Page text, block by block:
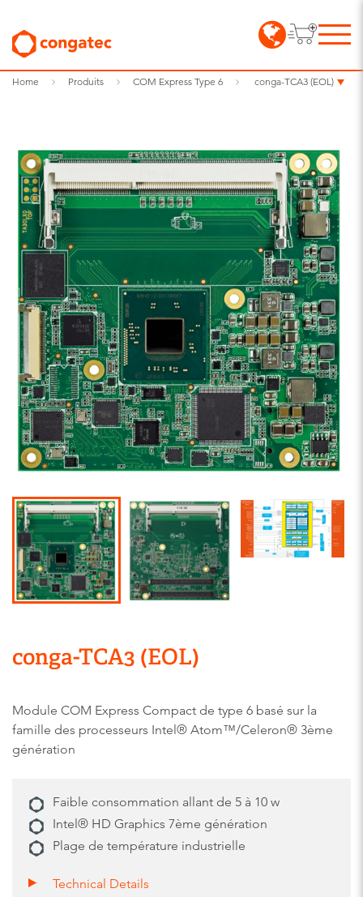
Home Produits COM Express Type 6 conga-TCA3 (EOL)
conga-TCA3 (EOL)
Module COM Express Compact de type 6 basé sur la
famille des processeurs Intel® Atom™/Celeron® 3ème
génération
Faible consommation allant de 5 à 10 w
Intel® HD Graphics 7ème génération
Plage de température industrielle
Technical Details